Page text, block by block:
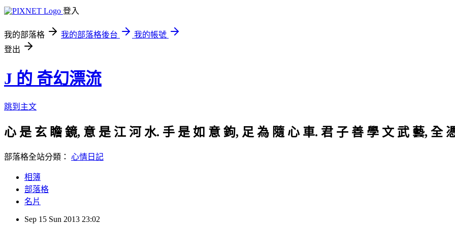
登入
我的部落格 我的部落格後台
我的帳號
登出
J 的 奇幻漂流
跳到主文
心 是 玄 瞻 鏡, 意 是 江 河 水. 手 是 如 意 鉤, 足 為 隨 心 車. 君 子 善 學 文 武 藝, 全
部落格全站分類： 心情日記
相簿
部落格
名片
Sep 15 Sun 2013 23:02